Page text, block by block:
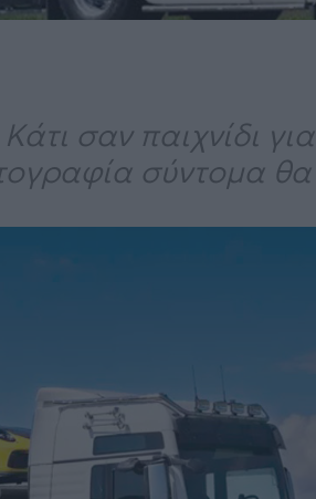
σαν παιχνίδι
σύντομα θα